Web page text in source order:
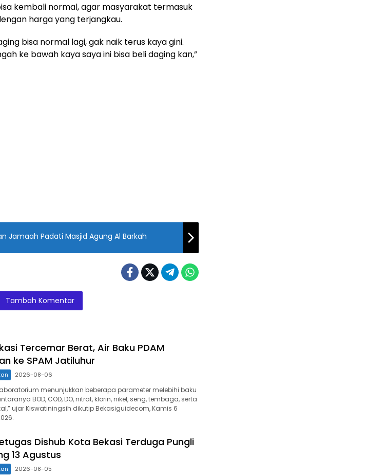
kembali normal, agar masyarakat termasuk
harga yang terjangkau.
bisa normal lagi, gak naik terus kaya gini.
ke bawah kaya saya ini bisa beli daging kan,”
Jamaah Padati Masjid Agung Al Barkah
Tambah Komentar
Tercemar Berat, Air Baku PDAM
ke SPAM Jatiluhur
2026-08-06
menunjukkan beberapa parameter melebihi baku
BOD, COD, DO, nitrat, klorin, nikel, seng, tembaga, serta
ujar Kiswatiningsih dikutip Bekasiguidecom, Kamis 6
Dishub Kota Bekasi Terduga Pungli
13 Agustus
2026-08-05